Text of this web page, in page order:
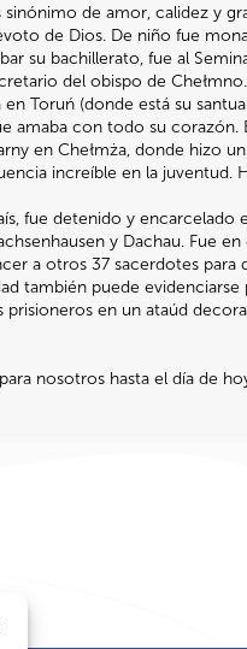
de amor, calidez y
de Dios. De niño fue
su bachillerato, fue al
del obispo de
Toruń (donde está su
amaba con todo su corazón.
en Chełmża, donde hizo
increíble en la juventud.
fue detenido y encarcelado
y Dachau. Fue
a otros 37 sacerdotes para
también puede
en un ataúd
nosotros hasta el día de